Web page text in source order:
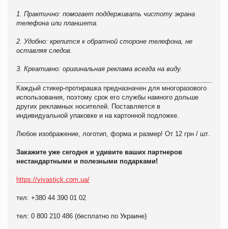
1. Практично: помогает поддерживать чистоту экрана
телефона или планшета.
2. Удобно: крепится к обратной стороне телефона, не
оставляя следов.
3. Креативно: оригинальная реклама всегда на виду.
Каждый стикер-протирашка предназначен для многоразового
использования, поэтому срок его службы намного дольше
других рекламных носителей. Поставляется в
индивидуальной упаковке и на картонной подложке.
Любое изображение, логотип, форма и размер! От 12 грн / шт.
Закажите уже сегодня и удивите ваших партнеров
нестандартными и полезными подарками!
https://vivastick.com.ua/
тел: +380 44 390 01 02
тел: 0 800 210 486 (бесплатно по Украине)